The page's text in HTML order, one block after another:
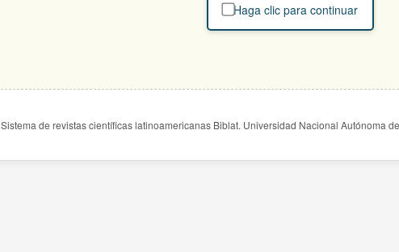
Haga clic para continuar
Sistema de revistas científicas latinoamericanas Biblat. Universidad Nacional Autónoma